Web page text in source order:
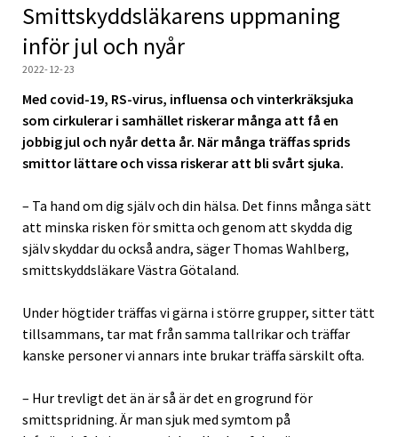
Smittskyddsläkarens uppmaning
inför jul och nyår
2022-12-23
Med covid-19, RS-virus, influensa och vinterkräksjuka
som cirkulerar i samhället riskerar många att få en
jobbig jul och nyår detta år. När många träffas sprids
smittor lättare och vissa riskerar att bli svårt sjuka.
– Ta hand om dig själv och din hälsa. Det finns många sätt
att minska risken för smitta och genom att skydda dig
själv skyddar du också andra, säger Thomas Wahlberg,
smittskyddsläkare Västra Götaland.
Under högtider träffas vi gärna i större grupper, sitter tätt
tillsammans, tar mat från samma tallrikar och träffar
kanske personer vi annars inte brukar träffa särskilt ofta.
– Hur trevligt det än är så är det en grogrund för
smittspridning. Är man sjuk med symtom på